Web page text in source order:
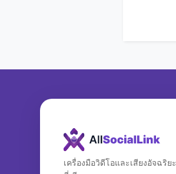
เครื่องมือวิดีโอและเสียงอัจฉริย